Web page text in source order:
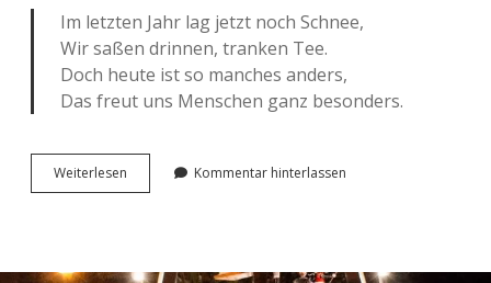
Im letz­ten Jahr lag jetzt noch Schnee,
Wir saßen drin­nen, tran­ken Tee.
Doch heute ist so man­ches anders,
Das freut uns Men­schen ganz besonders.
Wei­ter­le­sen
lings­
Kommentar hinterlassen